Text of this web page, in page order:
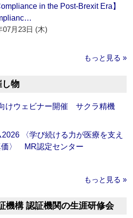
in the Post-Brexit Era】
07月23日 (木)
もっと見る »
し物
けウェビナー開催 サクラ精機
〈学び続ける力が医療を支え
〉 MR認定センター
もっと見る »
機構 認証機関の生涯研修会